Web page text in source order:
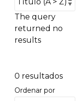
The query
returned no
results
0 resultados
Ordenar por